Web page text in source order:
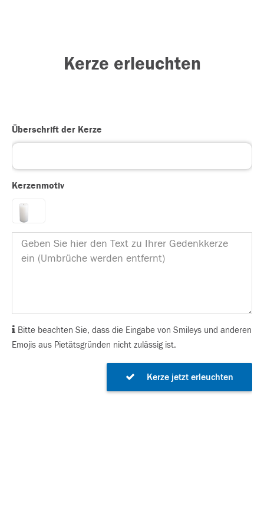
Kerze erleuchten
Überschrift der Kerze
Kerzenmotiv
Bitte beachten Sie, dass die Eingabe von Smileys und anderen
Emojis aus Pietätsgründen nicht zulässig ist.
Kerze jetzt erleuchten